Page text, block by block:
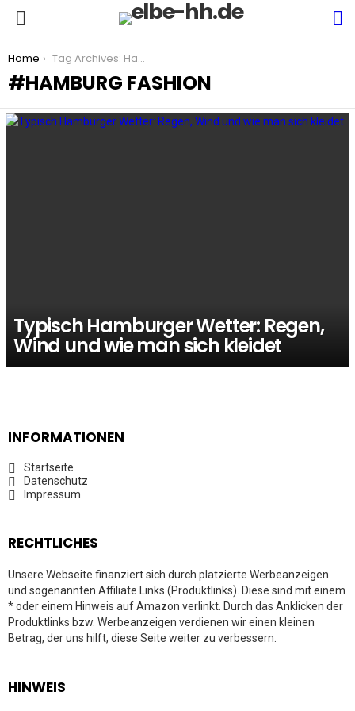
You are here:
Home Tag Archives: Hamburg Fashion
HAMBURG FASHION
Typisch Hamburger Wetter: Regen,
Wind und wie man sich kleidet
INFORMATIONEN
Startseite
Datenschutz
Impressum
RECHTLICHES
Unsere Webseite finanziert sich durch platzierte Werbeanzeigen
und sogenannten Affiliate Links (Produktlinks). Diese sind mit einem
* oder einem Hinweis auf Amazon verlinkt. Durch das Anklicken der
Produktlinks bzw. Werbeanzeigen verdienen wir einen kleinen
Betrag, der uns hilft, diese Seite weiter zu verbessern.
HINWEIS